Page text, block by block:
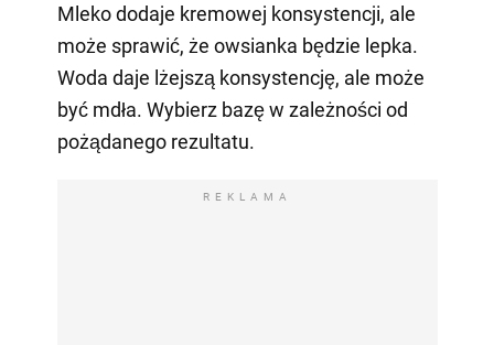
Mleko dodaje kremowej konsystencji, ale
może sprawić, że owsianka będzie lepka.
Woda daje lżejszą konsystencję, ale może
być mdła. Wybierz bazę w zależności od
pożądanego rezultatu.
REKLAMA